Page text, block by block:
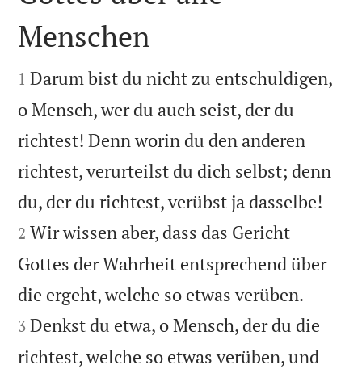

Menschen

1 Darum bist du nicht zu entschuldigen,
o Mensch, wer du auch seist, der du
richtest! Denn worin du den anderen
richtest, verurteilst du dich selbst; denn
du, der du richtest, verübst ja dasselbe!
2 Wir wissen aber, dass das Gericht
Gottes der Wahrheit entsprechend über
die ergeht, welche so etwas verüben.
3 Denkst du etwa, o Mensch, der du die
richtest, welche so etwas verüben, und